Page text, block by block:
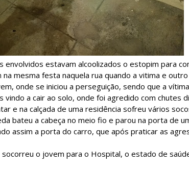
estavam alcoolizados o estopim para
mesma festa naquela rua quando a vitima e
onde se iniciou a perseguição, sendo que a
vindo a cair ao solo, onde foi agredido com chutes
e na calçada de uma residência sofreu vários
bateu a cabeça no meio fio e parou na porta de
assim a porta do carro, que após praticar as
socorreu o jovem para o Hospital, o estado de